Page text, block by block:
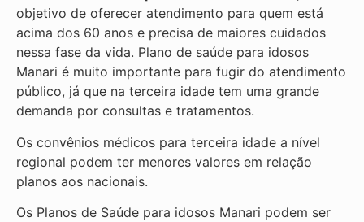
objetivo de oferecer atendimento para quem está
acima dos 60 anos e precisa de maiores cuidados
nessa fase da vida. Plano de saúde para idosos
Manari é muito importante para fugir do atendimento
público, já que na terceira idade tem uma grande
demanda por consultas e tratamentos.
Os convênios médicos para terceira idade a nível
regional podem ter menores valores em relação
planos aos nacionais.
Os Planos de Saúde para idosos Manari podem ser